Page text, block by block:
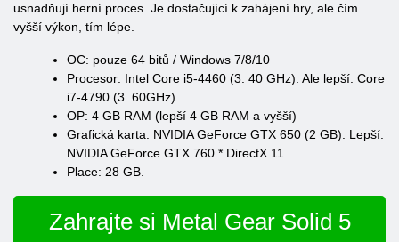
usnadňují herní proces. Je dostačující k zahájení hry, ale čím
vyšší výkon, tím lépe.
ОС: pouze 64 bitů / Windows 7/8/10
Procesor: Intel Core i5-4460 (3. 40 GHz). Ale lepší: Core
i7-4790 (3. 60GHz)
OP: 4 GB RAM (lepší 4 GB RAM a vyšší)
Grafická karta: NVIDIA GeForce GTX 650 (2 GB). Lepší:
NVIDIA GeForce GTX 760 * DirectX 11
Place: 28 GB.
Zahrajte si Metal Gear Solid 5